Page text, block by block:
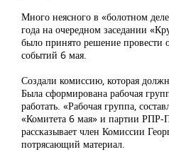
Много неясного в «болотном
года на очередном заседании
было принято решение провести
событий 6 мая.
Создали комиссию, которая
Была сформирована рабочая
работать. «Рабочая группа,
«Комитета 6 мая» и партии
рассказывает член Комиссии
потрясающий материал.